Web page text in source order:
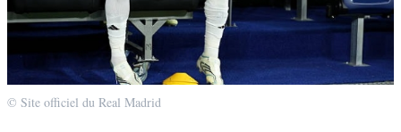
© Site officiel du Real Madrid